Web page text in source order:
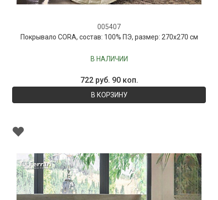
005407
Покрывало CORA, состав: 100% ПЭ, размер: 270х270 см
В НАЛИЧИИ
722 руб. 90 коп.
В КОРЗИНУ